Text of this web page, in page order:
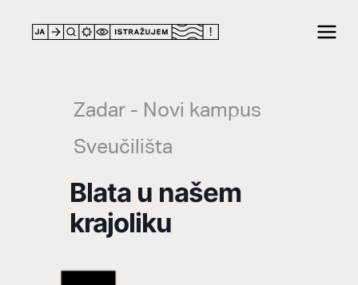
Zadar - Novi kampus
Sveučilišta
Blata u našem
krajoliku